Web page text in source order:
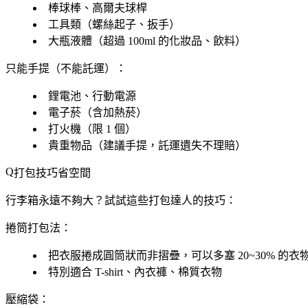
棒球棒、高爾夫球桿
工具類（螺絲起子、扳手）
大瓶液體（超過 100ml 的化妝品、飲料）
只能手提（不能託運）：
鋰電池、行動電源
電子菸（含加熱菸）
打火機（限 1 個）
貴重物品（建議手提，託運遺失不理賠）
打包技巧省空間
行李箱永遠不夠大？試試這些打包達人的技巧：
捲筒打包法：
把衣服捲成圓筒狀而非摺疊，可以多塞 20~30% 的衣
特別適合 T-shirt、內衣褲、棉質衣物
壓縮袋：